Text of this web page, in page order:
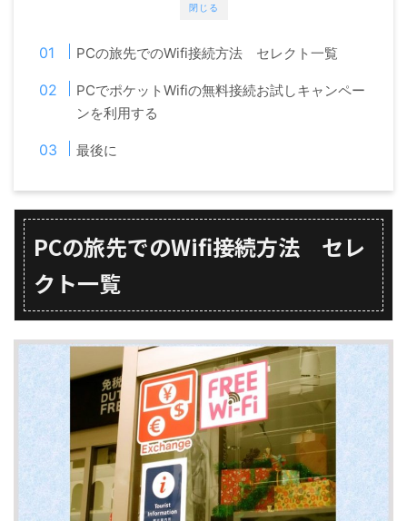
閉じる
PCの旅先でのWifi接続方法 セレクト一覧
PCでポケットWifiの無料接続お試しキャンペー
ンを利用する
最後に
PCの旅先でのWifi接続方法 セレ
クト一覧